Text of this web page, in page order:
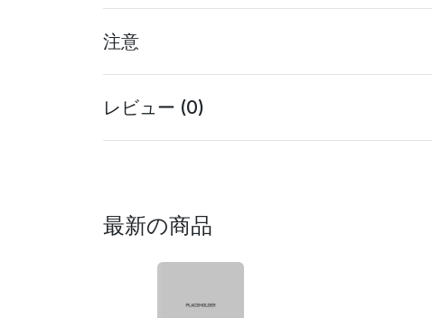
注意
レビュー (0)
最新の商品